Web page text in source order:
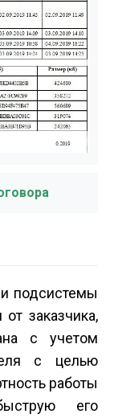
подсистемы
заказчика,
с учетом
с целью
работы
его